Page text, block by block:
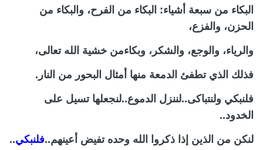
البكاء من سبعة أشياء: البكاء من الفرح، والبكاء من
الحزن، والفزع،
والرياء، والوجع، والشكر، وبكاءمن خشية الله تعالى،
فذلك الذي تطفئ الدمعة منها أمثال البحور من النار.
فلنبكي ولنتباكى..لننزل الدموع..لنجعلها تسيل على
الخدود..
لنكن من الذين إذا ذكروا الله وحده تفيض أعينهم..فلنبكي ..